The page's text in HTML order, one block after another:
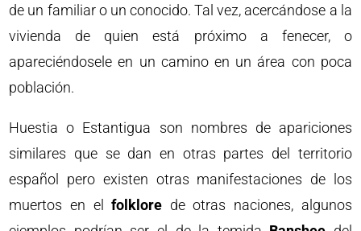
de un familiar o un conocido. Tal vez, acercándose a la
vivienda de quien está próximo a fenecer, o
apareciéndosele en un camino en un área con poca
población.
Huestia o Estantigua son nombres de apariciones
similares que se dan en otras partes del territorio
español pero existen otras manifestaciones de los
muertos en elfolklore de otras naciones, algunos